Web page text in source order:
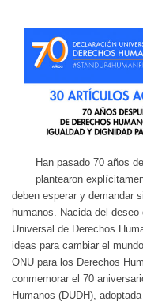
Han pasado 70 años
plantearon
deben esperar y demandar
humanos. Nacida del
Universal de Derechos
ideas para cambiar el
ONU para los Derechos
conmemorar el 70
Humanos (DUDH),